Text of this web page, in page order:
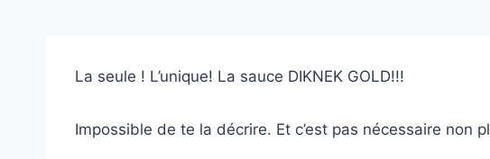
La seule ! L’unique! La sauce DIKNEK GOLD!!!
Impossible de te la décrire. Et c’est pas nécessaire